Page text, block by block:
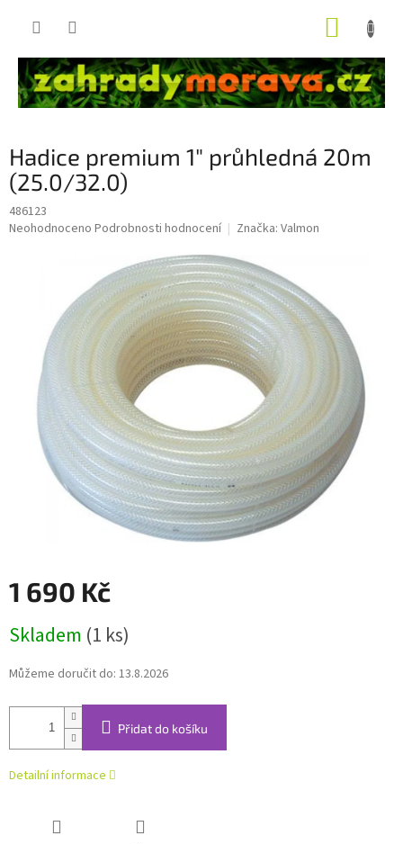
Hadice premium 1" průhledná 20m
(25.0/32.0)
486123
Průměrné
hvězdiček.
Neohodnoceno Podrobnosti hodnocení Značka: Valmon
1 690 Kč
cena:
Skladem (1 ks)
Můžeme doručit do: 13.8.2026
Přidat do košíku
Detailní informace